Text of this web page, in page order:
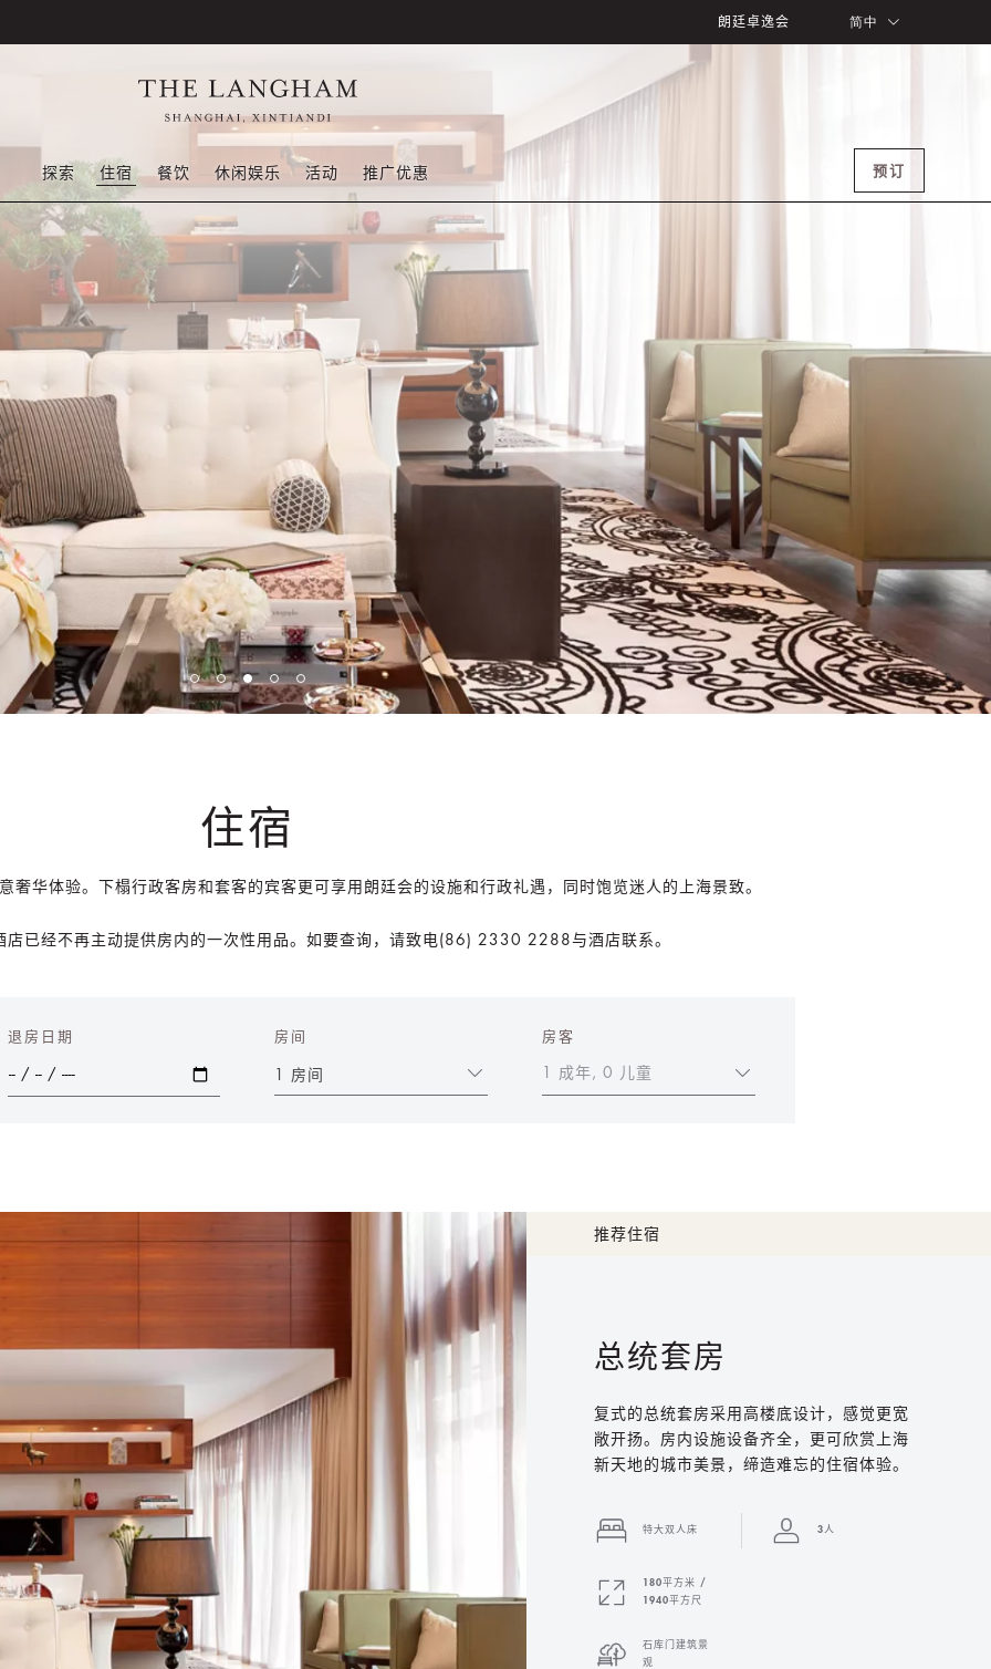
朗廷卓逸会 简中
探索 住宿 餐饮 休闲娱乐 活动 推广优惠 预订
住宿
奢华体验。下榻行政客房和套客的宾客更可享用朗廷会的设施和行政礼遇，同时饱览迷人的上海景致。
店已经不再主动提供房内的一次性用品。如要查询，请致电(86) 2330 2288与酒店联系。
退房日期 房间
1 房间
房客
1 成年, 0 儿童
推荐住宿
总统套房
复式的总统套房采用高楼底设计，感觉更宽
敞开扬。房内设施设备齐全，更可欣赏上海
新天地的城市美景，缔造难忘的住宿体验。
特大双人床 3人
180平方米 /
1940平方尺
石库门建筑景
观